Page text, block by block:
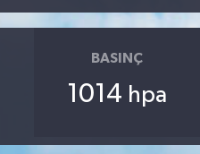
BASINÇ
1014 hpa